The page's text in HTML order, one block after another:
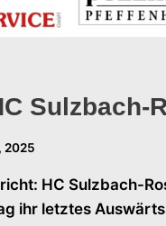
Sulzbach-
2025
HC Sulzbach-
ihr letztes